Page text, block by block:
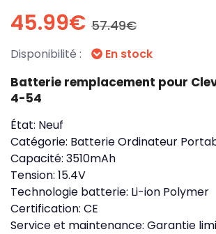
45.99€ 57.49€
Disponibilité : En stock
Batterie remplacement pour
4-54
État: Neuf
Catégorie: Batterie Ordinateur
Capacité: 3510mAh
Tension: 15.4V
Technologie batterie: Li-ion Polymer
Certification: CE
Service et maintenance: Garantie